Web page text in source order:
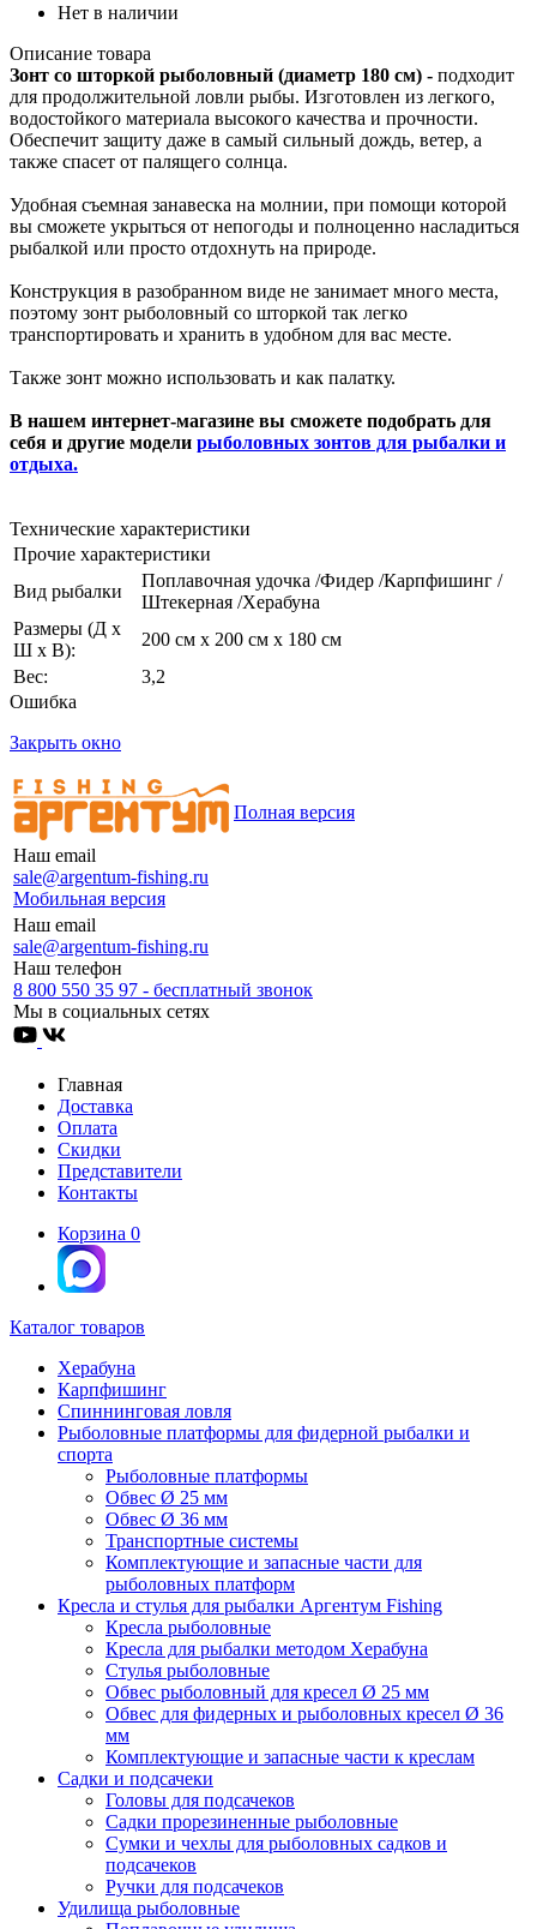
Нет в наличии
Описание товара
Зонт со шторкой рыболовный (диаметр 180 см) - подходит
для продолжительной ловли рыбы. Изготовлен из легкого,
водостойкого материала высокого качества и прочности.
Обеспечит защиту даже в самый сильный дождь, ветер, а
также спасет от палящего солнца.
Удобная съемная занавеска на молнии, при помощи которой
вы сможете укрыться от непогоды и полноценно насладиться
рыбалкой или просто отдохнуть на природе.
Конструкция в разобранном виде не занимает много места,
поэтому зонт рыболовный со шторкой так легко
транспортировать и хранить в удобном для вас месте.
Также зонт можно использовать и как палатку.
В нашем интернет-магазине вы сможете подобрать для
себя и другие модели рыболовных зонтов для рыбалки и
отдыха.
Технические характеристики
Прочие характеристики
Вид рыбалки
Поплавочная удочка /Фидер /Карпфишинг /
Штекерная /Херабуна
Размеры (Д х
Ш х В):
200 см х 200 см х 180 см
Вес:
3,2
Ошибка
Закрыть окно
Наш email
sale@argentum-fishing.ru
Мобильная версия
Полная версия
Наш email
sale@argentum-fishing.ru
Наш телефон
8 800 550 35 97 - бесплатный звонок
Мы в социальных сетях
Главная
Доставка
Оплата
Скидки
Представители
Контакты
Корзина 0
Каталог товаров
Херабуна
Карпфишинг
Спиннинговая ловля
Рыболовные платформы для фидерной рыбалки и
спорта
Рыболовные платформы
Обвес Ø 25 мм
Обвес Ø 36 мм
Транспортные системы
Комплектующие и запасные части для
рыболовных платформ
Кресла и стулья для рыбалки Аргентум Fishing
Кресла рыболовные
Кресла для рыбалки методом Херабуна
Стулья рыболовные
Обвес рыболовный для кресел Ø 25 мм
Обвес для фидерных и рыболовных кресел Ø 36
мм
Комплектующие и запасные части к креслам
Садки и подсачеки
Головы для подсачеков
Садки прорезиненные рыболовные
Сумки и чехлы для рыболовных садков и
подсачеков
Ручки для подсачеков
Удилища рыболовные